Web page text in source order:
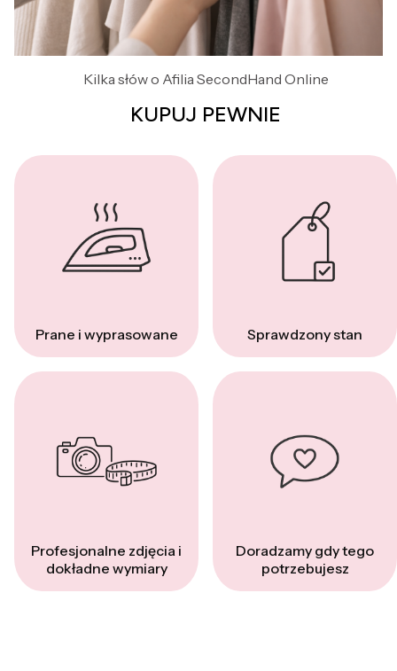
Kilka słów o Afilia SecondHand Online
KUPUJ PEWNIE
Prane i wyprasowane Sprawdzony stan
Profesjonalne zdjęcia i
dokładne wymiary
Doradzamy gdy tego
potrzebujesz